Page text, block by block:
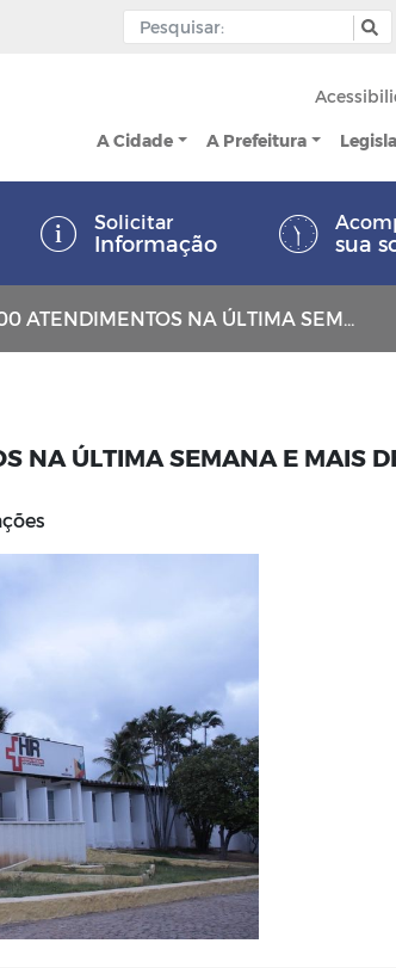
A Cidade A Prefeitura
Solicitar
Informação sua
NA ÚLTIMA SEMANA E MAIS DE 1.400 EXAMES
NA ÚLTIMA SEMANA E MAIS